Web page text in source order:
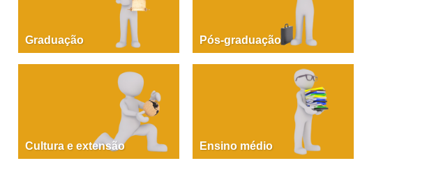
PAOLA GIUSTINA BACCIN
Dire, fare, partire! Aula 1 – parte 1
Graduação Pós-graduação
Cultura e extensão Ensino médio